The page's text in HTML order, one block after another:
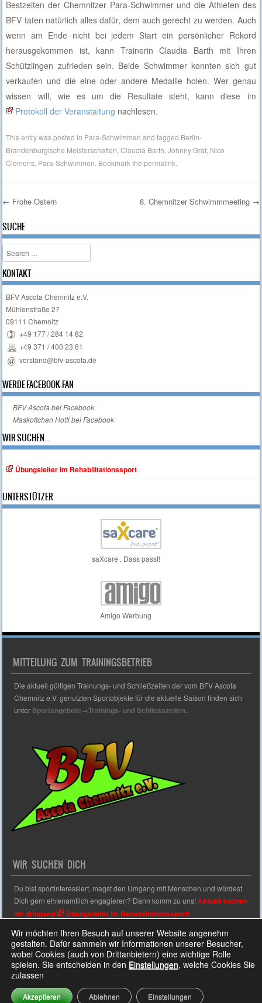
Bestzeiten der Chemnitzer Para-Schwimmer und die Athleten des
BFV taten natürlich alles dafür, dem auch gerecht zu werden. Auch
wenn am Ende nicht bei jedem Start ein persönlicher Rekord
herausgekommen ist, kann Trainerin Claudia Barth mit Ihren
Schützlingen zufrieden sein. Beide Schwimmer konnten sich gut
verkaufen und die eine oder andere Medaille holen. Wer genau
wissen will, wie es um die Resultate steht, kann diese im
Protokoll der Veranstaltung nachlesen.
This entry was posted in Para-Schwimmen and tagged Berlin-
Brandenburgische Meisterschaften ,Claudia Barth ,Johnny Graf Nico
Clemens Para-Schwimmen . Bookmark thepermalink
Post navigation
← Frohe Ostern 8. Chemnitzer Schwimmmeeting →
SUCHE
Search
KONTAKT
BFV Ascota Chemnitz e.V.
Mühlenstraße 27
09111 Chemnitz
+49 177 / 284 14 82
+49 371 / 400 23 61
vorstand@bfv-ascota.de
WERDE FACEBOOK-FAN
BFV Ascota bei Facebook
Maskottchen Hotti bei Facebook
WIR SUCHEN ...
Übungsleiter im Rehabilitationssport
UNTERSTÜTZER
saXcare , Dass passt!
Amigo Werbung
MITTEILUNG ZUM TRAININGSBETRIEB
Die aktuell gültigen Trainungs- und Schließzeiten der vom BFV Ascota
Chemnitz e.V. genutzten Sportobjekte für die aktuelle Saison finden sich
unterSportangebote→Trainings- und Schliesszeiten.
WIR SUCHEN DICH
Du bist sportinteressiert, magst den Umgang mit Menschen und würdest
Dich gern ehrenamtlich engagieren? Dann komm zu uns!Aktuell suchen
wir dringend
Übungsleiter im Rehabilitationssport!
Sporty free WordPress Sports ThemePowered By WordPress
Wir möchten Ihren Besuch auf unserer Website angenehm
gestalten. Dafür sammeln wir Informationen unserer Besucher,
wobei Cookies (auch von Drittanbietern) eine wichtige Rolle
spielen. Sie entscheiden in den Einstellungen, welche Cookies Sie
zulassen
Akzeptieren Ablehnen Einstellungen